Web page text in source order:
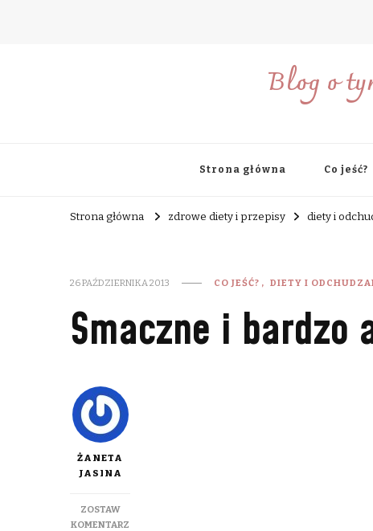
Blog o
Strona główna Co jeść?
Strona główna zdrowe diety i przepisy diety i
26 PAŹDZIERNIKA 2013 CO JEŚĆ? DIETY I
Smaczne i bardzo
ŻANETA
JASINA
ZOSTAW
KOMENTARZ